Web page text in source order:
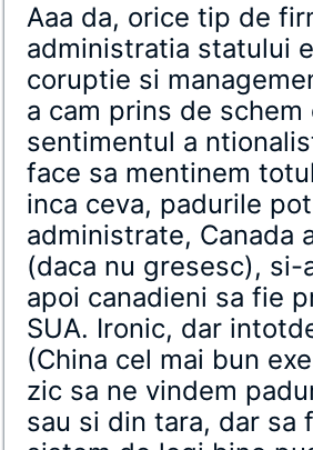
Aaa da, orice tip de
administratia statului
coruptie si
a cam prins de
sentimentul a
face sa mentinem
inca ceva, padurile
administrate, Canada
(daca nu gresesc), si-
apoi canadieni sa fie
SUA. Ironic, dar
(China cel mai bun
zic sa ne vindem
sau si din tara, dar